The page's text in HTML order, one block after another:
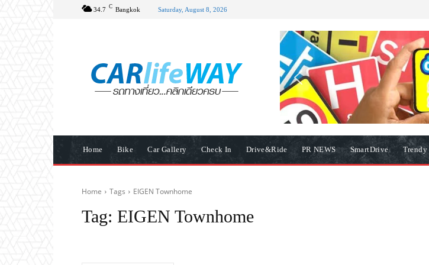
34.7 C Bangkok Saturday, August 8, 2026
Home Bike Car Gallery Check In Drive&Ride PR NEWS SmartDrive Trendy
Home Tags EIGEN Townhome
Tag: EIGEN Townhome